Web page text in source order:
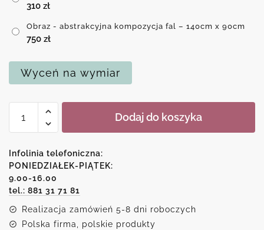
310 zł
Obraz - abstrakcyjna kompozycja fal – 140cm x 90cm
750 zł
Wyceń na wymiar
Obraz
abstrakcyjna
kompozycja
fal
Dodaj do koszyka
Infolinia telefoniczna:
PONIEDZIAŁEK-PIĄTEK:
9.00-16.00
tel.: 881 31 71 81
Realizacja zamówień 5-8 dni roboczych
Polska firma, polskie produkty